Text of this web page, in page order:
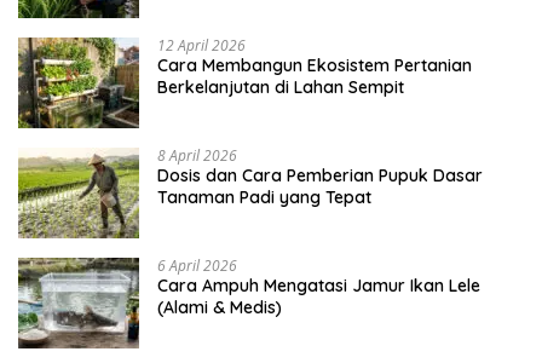
12 April 2026
Cara Membangun Ekosistem Pertanian
Berkelanjutan di Lahan Sempit
8 April 2026
Dosis dan Cara Pemberian Pupuk Dasar
Tanaman Padi yang Tepat
6 April 2026
Cara Ampuh Mengatasi Jamur Ikan Lele
(Alami & Medis)